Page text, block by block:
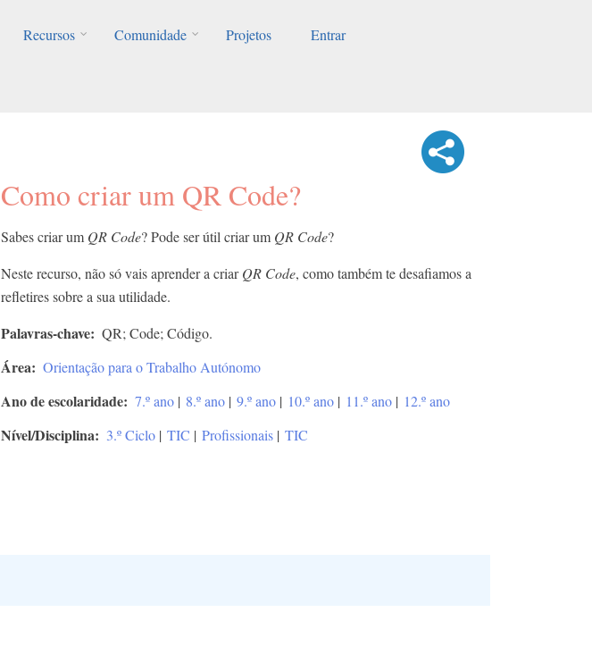
Recursos
Comunidade Projetos Entrar
Como criar um QR Code?
Sabes criar um QR Code? Pode ser útil criar um QR Code?
Neste recurso, não só vais aprender a criarQR Code, como também te desafiamos a
refletires sobre a sua utilidade.
Palavras-chave QR; Code; Código.
Área Orientação para o Trabalho Autónomo
Ano de escolaridade 7.º ano | 8.º ano | 9.º ano | 10.º ano | 11.º ano | 12.º ano
Nível/Disciplina 3.º Ciclo | TIC | Profissionais | TIC